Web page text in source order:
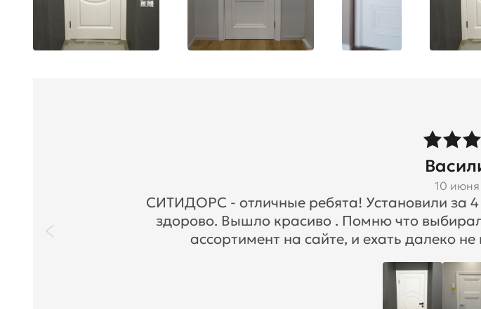
10
СИТИДОРС - отличные ребята! Установили за 4
здорово. Вышло красиво . Помню что
ассортимент на сайте, и ехать далеко